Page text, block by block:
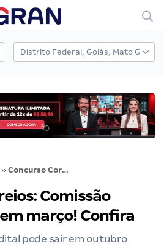
›› Concurso Correios: Comissão organizadora em março! Confira
Comissão
março! Confira
pode sair em outubro